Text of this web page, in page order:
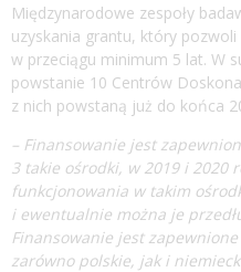
Międzynarodowe zespoły
uzyskania grantu, który
w przeciągu minimum 5 lat. W
powstanie 10 Centrów
z nich powstaną już do końca
– Finansowanie jest
3 takie ośrodki, w 2019 i 2020
funkcjonowania w takim
i ewentualnie można je
Finansowanie jest
zarówno polskie, jak i